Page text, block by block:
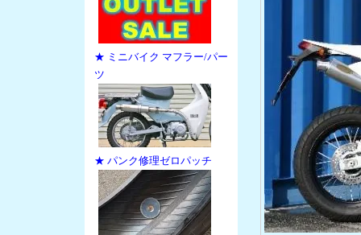
★ ミニバイク マフラー/パー
ツ
★ パンク修理ゼロパッチ